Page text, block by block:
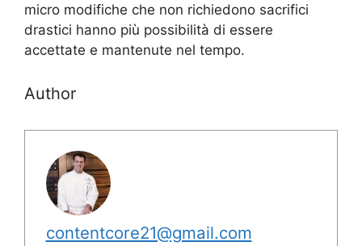
micro modifiche che non richiedono sacrifici
drastici hanno più possibilità di essere
accettate e mantenute nel tempo.
Author
contentcore21@gmail.com